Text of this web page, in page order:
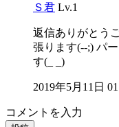
Ｓ君 Lv.1
返信ありがとう
張ります(--;) パ
す(_ _)
2019年5月11日
コメントを入力